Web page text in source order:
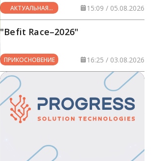
АКТУАЛЬНАЯ
ТЕМА
15:09 / 05.08.2026
"Befit Race–2026"
ПРИКОСНОВЕНИЕ 16:25 / 03.08.2026